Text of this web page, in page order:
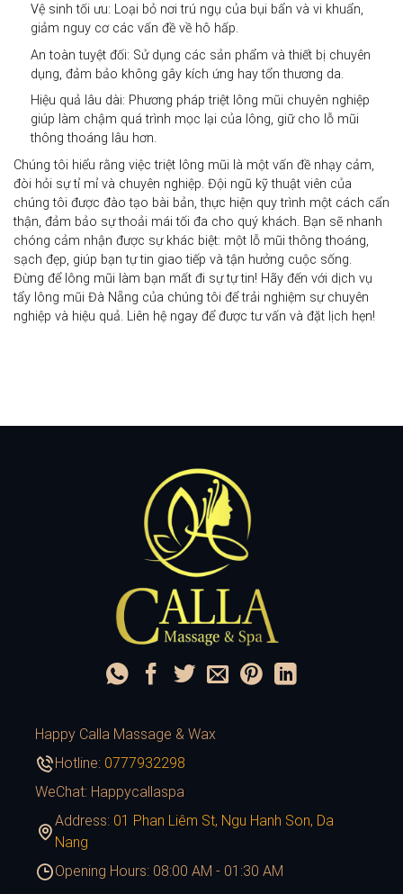
Vệ sinh tối ưu: Loại bỏ nơi trú ngụ của bụi bẩn và vi khuẩn,
giảm nguy cơ các vấn đề về hô hấp.
An toàn tuyệt đối: Sử dụng các sản phẩm và thiết bị chuyên
dụng, đảm bảo không gây kích ứng hay tổn thương da.
Hiệu quả lâu dài: Phương pháp triệt lông mũi chuyên nghiệp
giúp làm chậm quá trình mọc lại của lông, giữ cho lỗ mũi
thông thoáng lâu hơn.
Chúng tôi hiểu rằng việctriệt lông mũi là một vấn đề nhạy cảm,
đòi hỏi sự tỉ mỉ và chuyên nghiệp. Đội ngũ kỹ thuật viên của
chúng tôi được đào tạo bài bản, thực hiện quy trình một cách cẩn
thận, đảm bảo sự thoải mái tối đa cho quý khách. Bạn sẽ nhanh
chóng cảm nhận được sự khác biệt: một lỗ mũi thông thoáng,
sạch đẹp, giúp bạn tự tin giao tiếp và tận hưởng cuộc sống.
Đừng để lông mũi làm bạn mất đi sự tự tin! Hãy đến với dịch vụ
tẩy lông mũi Đà Nẵng của chúng tôi để trải nghiệm sự chuyên
nghiệp và hiệu quả. Liên hệ ngay để được tư vấn và đặt lịch hẹn!
Happy Calla Massage & Wax
Hotline: 0777932298
WeChat: Happycallaspa
Address: 01 Phan Liêm St, Ngu Hanh Son, Da
Nang
Opening Hours: 08:00 AM - 01:30 AM